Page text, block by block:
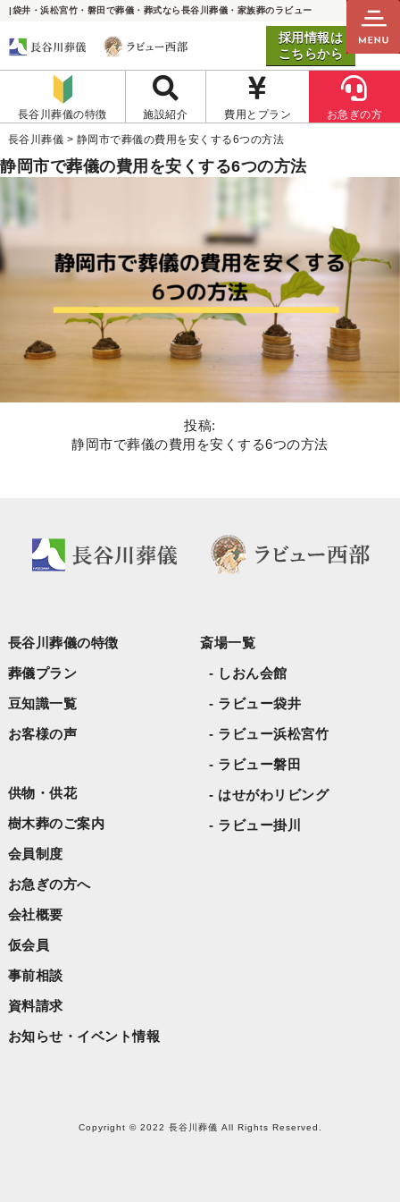
|袋井・浜松宮竹・磐田で葬儀・葬式なら長谷川葬儀・家族葬のラビュー
採用情報は
こちらから
長谷川葬儀の特徴 施設紹介 費用とプラン お急ぎの方
長谷川葬儀 > 静岡市で葬儀の費用を安くする6つの方法
静岡市で葬儀の費用を安くする6つの方法
投稿:
静岡市で葬儀の費用を安くする6つの方法
長谷川葬儀の特徴
葬儀プラン
豆知識一覧
お客様の声
斎場一覧
しおん会館
ラビュー袋井
ラビュー浜松宮竹
ラビュー磐田
はせがわリビング
ラビュー掛川
供物・供花
樹木葬のご案内
会員制度
お急ぎの方へ
会社概要
仮会員
事前相談
資料請求
お知らせ・イベント情報
Copyright © 2022 長谷川葬儀 All Rights Reserved.